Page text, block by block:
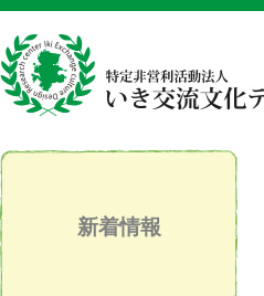
新着情報